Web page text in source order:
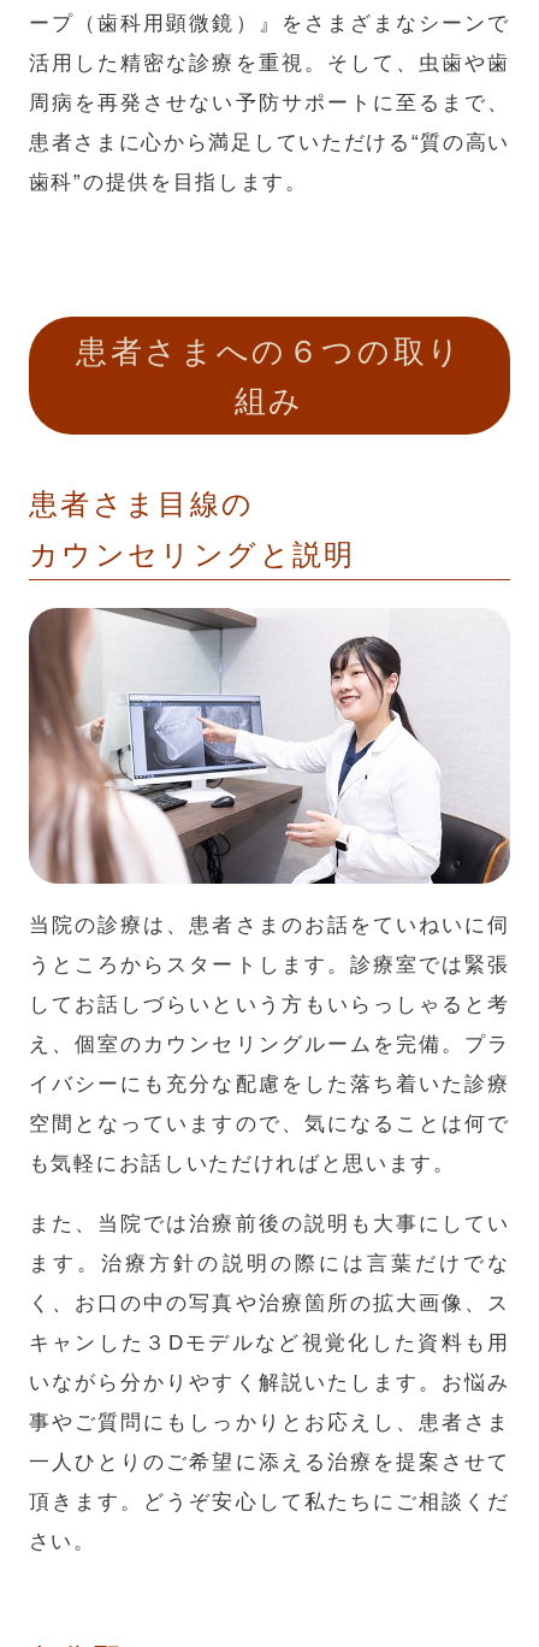
ープ（歯科用顕微鏡）』をさまざまなシーンで
活用した精密な診療を重視。そして、虫歯や歯
周病を再発させない予防サポートに至るまで、
患者さまに心から満足していただける“質の高い
歯科”の提供を目指します。
患者さまへの６つの取り
組み
患者さま目線の
カウンセリングと説明
当院の診療は、患者さまのお話をていねいに伺
うところからスタートします。診療室では緊張
してお話しづらいという方もいらっしゃると考
え、個室のカウンセリングルームを完備。プラ
イバシーにも充分な配慮をした落ち着いた診療
空間となっていますので、気になることは何で
も気軽にお話しいただければと思います。
また、当院では治療前後の説明も大事にしてい
ます。治療方針の説明の際には言葉だけでな
く、お口の中の写真や治療箇所の拡大画像、ス
キャンした３Dモデルなど視覚化した資料も用
いながら分かりやすく解説いたします。お悩み
事やご質問にもしっかりとお応えし、患者さま
一人ひとりのご希望に添える治療を提案させて
頂きます。どうぞ安心して私たちにご相談くだ
さい。